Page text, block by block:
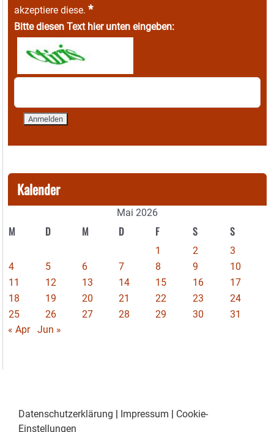
akzeptiere diese. *
Bitte diesen Text hier unten eingeben:
Kalender
Mai 2026
M D M D F S S
1 2
3
4
5 6 7 8 9
10
11
12 13 14 15 16
17
18
19 20 21 22 23
24
25
26 27 28 29 30
31
« Apr
Jun »
Datenschutzerklärung | Impressum | Cookie-
Einstellungen